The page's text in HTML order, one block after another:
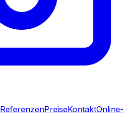
ReferenzenPreiseKontaktOnline-